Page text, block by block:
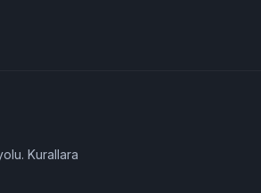
Kurallara